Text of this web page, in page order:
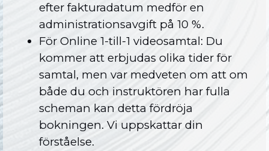
efter fakturadatum medför en
administrationsavgift på 10 %.
För Online 1-till-1 videosamtal: Du
kommer att erbjudas olika tider för
samtal, men var medveten om att om
både du och instruktören har fulla
scheman kan detta fördröja
bokningen. Vi uppskattar din
förståelse.